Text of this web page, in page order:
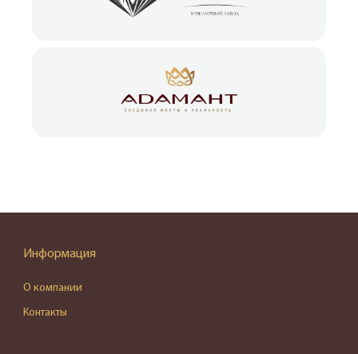
Информация
О компании
Контакты